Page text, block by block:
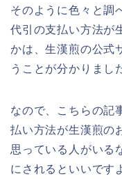
そのように色々と調
代引の支払い方法が
かは、生漢煎の公式
うことが分かりまし
なので、こちらの記
払い方法が生漢煎の
思っている人がいる
にされるといいです